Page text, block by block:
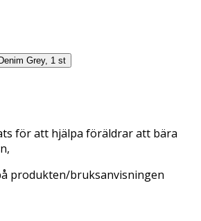
Grey, 1 st
för att hjälpa föräldrar att bära
produkten/bruksanvisningen